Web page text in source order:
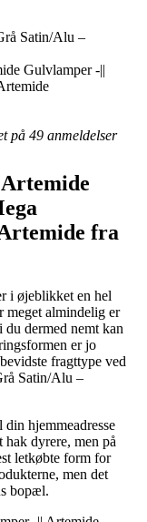
Satin/Alu –
Gulvlamper -||
på 49 anmeldelser
fra
i øjeblikket en hel
meget almindelig er
dermed nemt kan
er jo
fragttype ved
Satin/Alu –
hjemmeadresse
dyrere, men på
letkøbte form for
men det
bopæl.